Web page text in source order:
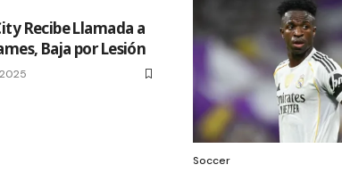
Recibe Llamada a
Baja por Lesión
Soccer